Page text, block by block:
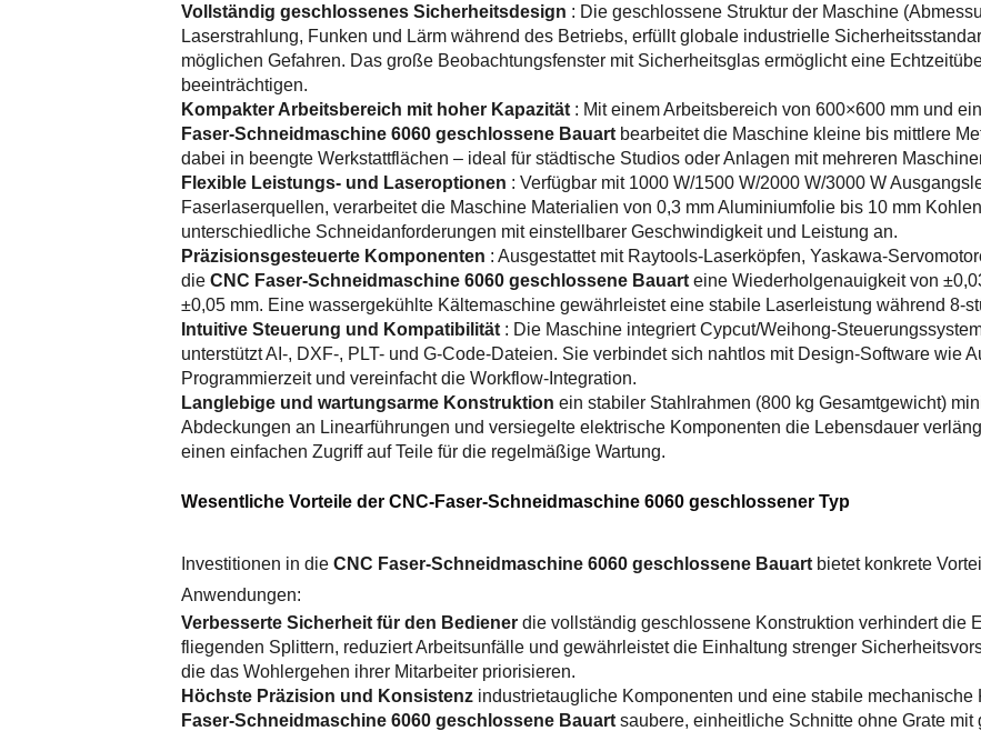
Vollständig geschlossenes Sicherheitsdesign : Die geschlossene Struktur der Maschine
Laserstrahlung, Funken und Lärm während des Betriebs, erfüllt globale industrielle
möglichen Gefahren. Das große Beobachtungsfenster mit Sicherheitsglas ermöglicht eine
beeinträchtigen.
Kompakter Arbeitsbereich mit hoher Kapazität : Mit einem Arbeitsbereich von 600×600 mm und
Faser-Schneidmaschine 6060 geschlossene Bauart bearbeitet die Maschine kleine bis mittlere
dabei in beengte Werkstattflächen – ideal für städtische Studios oder Anlagen mit mehreren
Flexible Leistungs- und Laseroptionen : Verfügbar mit 1000 W/1500 W/2000 W/3000 W
Faserlaserquellen, verarbeitet die Maschine Materialien von 0,3 mm Aluminiumfolie bis 10 mm
unterschiedliche Schneidanforderungen mit einstellbarer Geschwindigkeit und Leistung an.
Präzisionsgesteuerte Komponenten : Ausgestattet mit Raytools-Laserköpfen, Yaskawa-
die CNC Faser-Schneidmaschine 6060 geschlossene Bauart eine Wiederholgenauigkeit von
±0,05 mm. Eine wassergekühlte Kältemaschine gewährleistet eine stabile Laserleistung während 8-
Intuitive Steuerung und Kompatibilität : Die Maschine integriert Cypcut/Weihong-
unterstützt AI-, DXF-, PLT- und G-Code-Dateien. Sie verbindet sich nahtlos mit Design-Software wie
Programmierzeit und vereinfacht die Workflow-Integration.
Langlebige und wartungsarme Konstruktion ein stabiler Stahlrahmen (800 kg Gesamtgewicht)
Abdeckungen an Linearführungen und versiegelte elektrische Komponenten die Lebensdauer
einen einfachen Zugriff auf Teile für die regelmäßige Wartung.
Wesentliche Vorteile der CNC-Faser-Schneidmaschine 6060 geschlossener Typ
Investitionen in die CNC Faser-Schneidmaschine 6060 geschlossene Bauart bietet konkrete
Anwendungen:
Verbesserte Sicherheit für den Bediener die vollständig geschlossene Konstruktion verhindert die
fliegenden Splittern, reduziert Arbeitsunfälle und gewährleistet die Einhaltung strenger
die das Wohlergehen ihrer Mitarbeiter priorisieren.
Höchste Präzision und Konsistenz industrietaugliche Komponenten und eine stabile
Faser-Schneidmaschine 6060 geschlossene Bauart saubere, einheitliche Schnitte ohne Grate